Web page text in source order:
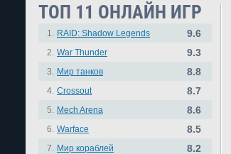
ТОП 11 ОНЛАЙН ИГР
1. RAID: Shadow Legends 9.6
2. War Thunder 9.3
3. Мир танков 8.8
4. Crossout 8.7
5. Mech Arena 8.6
6. Warface 8.5
7. Мир кораблей 8.2